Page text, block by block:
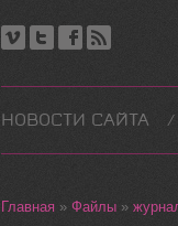
НОВОСТИ САЙТА
Главная »Файлы »